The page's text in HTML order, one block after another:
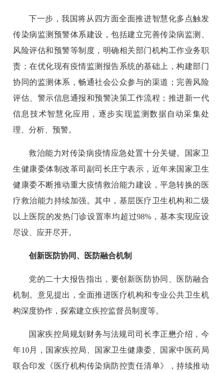
下一步，我国将从四方面全面推进智慧化多点触发
传染病监测预警体系建设，包括建立完善传染病监测、
风险评估和预警等制度，明确相关部门机构工作业务职
责；在优化现有疫情监测报告系统的基础上，构建部门
协同的监测体系，畅通社会公众参与的渠道；完善风险
评估、警示信息通报和预警决策工作流程；推进新一代
信息技术智慧化应用，逐步实现监测数据自动采集处
理、分析、预警。
救治能力对传染病疫情应急处置十分关键。国家卫
生健康委体制改革司副司长庄宁表示，近年来国家卫生
健康委不断推动重大疫情救治能力建设，平急转换的医
疗救治能力持续加强。其中，基层医疗卫生机构和二级
以上医院的发热门诊设置率均超过98%，基本实现应设
尽设、应开尽开。
创新医防协同、医防融合机制
党的二十大报告指出，要创新医防协同、医防融合
机制。意见提出，全面推进医疗机构和专业公共卫生机
构深度协作，探索建立疾控监督员制度等。
国家疾控局规划财务与法规司司长李正懋介绍，今
年10月，国家疾控局、国家卫生健康委、国家中医药局
联合印发《医疗机构传染病防控责任清单》，持续推动